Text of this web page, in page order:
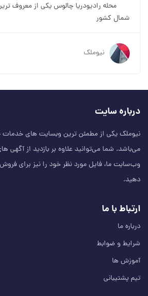
محله رادیودریا چالوس یکی از معروف
شمال کشور
نیوملک
درباره سایت
نیوملک یکی از مطمئن‌ ترین وبسایت های
می‌باشد. شما می‌توانید علاوه بر بازدید از
وب‌سایت ما، فایل مورد نظر خود را نیز برای فروش
دهید.
ارتباط با ما
درباره ما
شرایط و ضوابط
آموزش ها
تیم پشتیبانی